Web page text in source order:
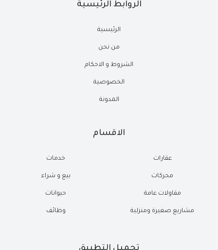
الروابط الرئيسية
الرئيسية
من نحن
الشروط و الاحكام
الخصوصية
المدونة
الاقسام
عقارات
محركات
مقاولات عامة
مشاريع صغيرة ومنزلية
خدمات
بيع و شراء
حيوانات
وظائف